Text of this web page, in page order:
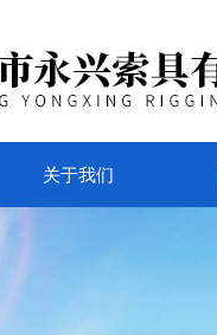
关于我们